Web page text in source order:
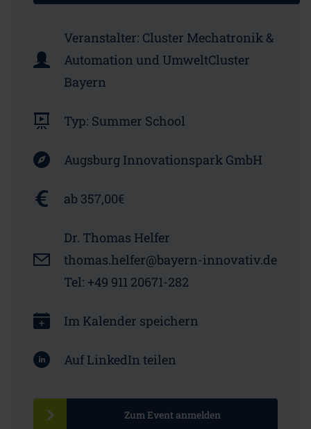
Veranstalter: Cluster Mechatronik &
Automation und UmweltCluster
Bayern
Typ: Summer School
Augsburg Innovationspark GmbH
ab 357,00€
Dr. Thomas Helfer
thomas.helfer@bayern-innovativ.de
Tel: +49 911 20671-282
Im Kalender speichern
Auf LinkedIn teilen
Zum Event anmelden